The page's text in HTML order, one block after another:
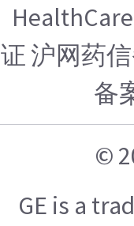
HealthCare
证 沪网药
备
©
GE is a